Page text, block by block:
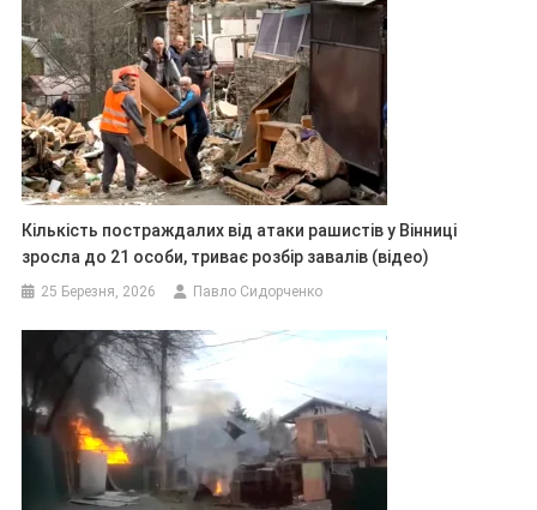
Кількість постраждалих від атаки рашистів у Вінниці
зросла до 21 особи, триває розбір завалів (відео)
25 Березня, 2026 Павло Сидорченко